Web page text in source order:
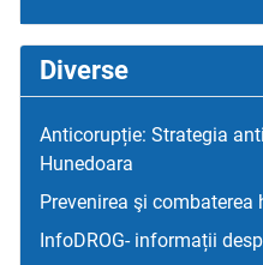
Diverse
Anticorupție: Strategia
Hunedoara
Prevenirea şi combaterea
InfoDROG- informații